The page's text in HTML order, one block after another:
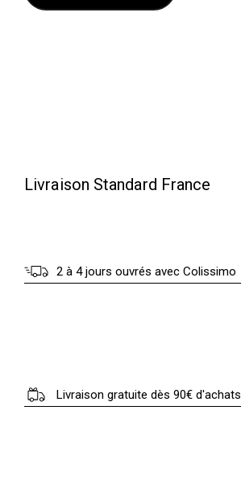
Livraison Standard France
2 à 4 jours ouvrés avec Colissimo
Livraison gratuite dès 90€ d'achats